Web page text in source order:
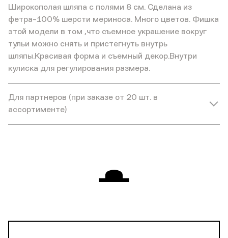
Широкополая шляпа с полями 8 см. Сделана из
фетра-100% шерсти мериноса. Много цветов. Фишка
этой модели в том ,что съемное украшение вокруг
тульи можно снять и пристегнуть внутрь
шляпы.Красивая форма и съемный декор.Внутри
кулиска для регулирования размера.
Для партнеров (при заказе от 20 шт. в
ассортименте)